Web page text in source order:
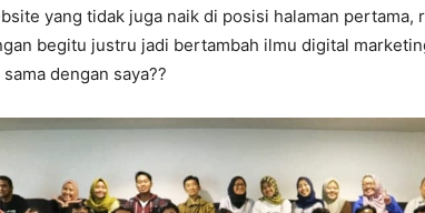
yang tidak juga naik di posisi halaman pertama,
begitu justru jadi bertambah ilmu digital
dengan saya??